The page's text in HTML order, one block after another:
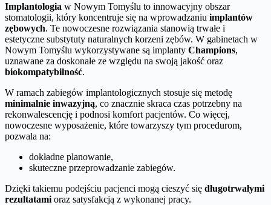
Implantologia w Nowym Tomyślu to innowacyjny obszar
stomatologii, który koncentruje się na wprowadzaniu implantów
zębowych. Te nowoczesne rozwiązania stanowią trwałe i
estetyczne substytuty naturalnych korzeni zębów. W gabinetach w
Nowym Tomyślu wykorzystywane są implanty Champions,
uznawane za doskonałe ze względu na swoją jakość oraz
biokompatybilność.
W ramach zabiegów implantologicznych stosuje się metodę
minimalnie inwazyjną, co znacznie skraca czas potrzebny na
rekonwalescencję i podnosi komfort pacjentów. Co więcej,
nowoczesne wyposażenie, które towarzyszy tym procedurom,
pozwala na:
dokładne planowanie,
skuteczne przeprowadzanie zabiegów.
Dzięki takiemu podejściu pacjenci mogą cieszyć się długotrwałymi
rezultatami oraz satysfakcją z wykonanej pracy.